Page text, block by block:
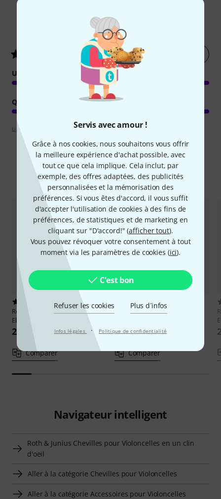
Servis avec amour !
Grâce à nos cookies, nous souhaitons vous offrir
la meilleure expérience d'achat possible, avec
tout ce que cela implique. Cela inclut, par
exemple, des offres adaptées, des publicités
personnalisées et la mémorisation des
préférences. Si vous êtes d'accord, il vous suffit
d'accepter l'utilisation de cookies à des fins de
préférences, de statistiques et de marketing en
cliquant sur "D'accord!" (afficher tout).
Vous pouvez révoquer votre consentement à tout
moment via les paramètres de cookies (ici).
C'est bon
Refuser les cookies Plus d´infos
Infos légales · Politique de confidentialité
Évaluations des clients
/ 5
UTILISATION
QUALITÉ DE FABRICATION
Lignes directrices d'évaluation
Comparez les alternatives
1
Roth & Junius
Cello Pegs Std.
Ebony 4/4 Med.
20,70 €
Comparer
1
Roth & JuniusCello Pegs Std.
17,60 €
Comparer
Navigateur intelligent
Roth & Junius Chevilles pour Violoncelles en un clin
d'oeil
Aller à la catégorie Chevilles pour Violoncelles
Aller à la catégorie Accessoires pour Violoncelles